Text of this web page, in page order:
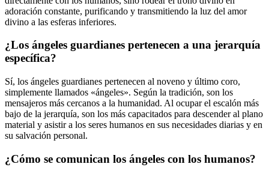
adoración constante, purificando y transmitiendo la luz del amor
divino a las esferas inferiores.
¿Los ángeles guardianes pertenecen a una jerarquía
específica?
Sí, los ángeles guardianes pertenecen al noveno y último coro,
simplemente llamados «ángeles». Según la tradición, son los
mensajeros más cercanos a la humanidad. Al ocupar el escalón más
bajo de la jerarquía, son los más capacitados para descender al plano
material y asistir a los seres humanos en sus necesidades diarias y en
su salvación personal.
¿Cómo se comunican los ángeles con los humanos?